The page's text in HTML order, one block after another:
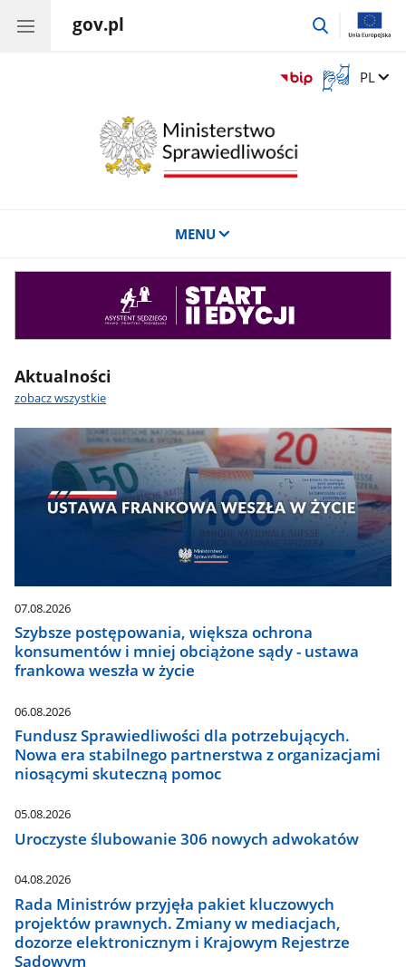
gov.pl
przejdź
Otwórz
okno
Zmień
PL
MENU
Aktualności
zobacz wszystkie
07.08.2026
Szybsze postępowania, większa ochrona
konsumentów i mniej obciążone sądy - ustawa
frankowa weszła w życie
06.08.2026
Fundusz Sprawiedliwości dla potrzebujących.
Nowa era stabilnego partnerstwa z organizacjami
niosącymi skuteczną pomoc
05.08.2026
Uroczyste ślubowanie 306 nowych adwokatów
04.08.2026
Rada Ministrów przyjęła pakiet kluczowych
projektów prawnych. Zmiany w mediacjach,
dozorze elektronicznym i Krajowym Rejestrze
Sądowym